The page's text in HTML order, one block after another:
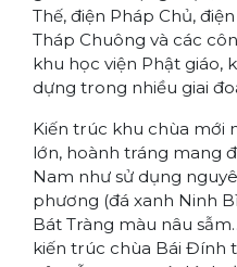
Thế, điện Pháp Chủ,
Tháp Chuông và các
khu học viện Phật giáo,
dựng trong nhiều giai
Kiến trúc khu chùa mới
lớn, hoành tráng mang
Nam như sử dụng
phương (đá xanh Ninh
Bát Tràng màu nâu
kiến trúc chùa Bái Đính